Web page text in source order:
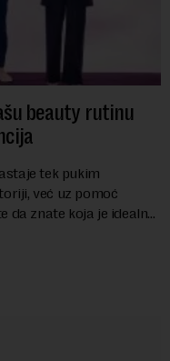
beauty rutinu
tek pukim
već uz pomoć
da znate koja je idealna